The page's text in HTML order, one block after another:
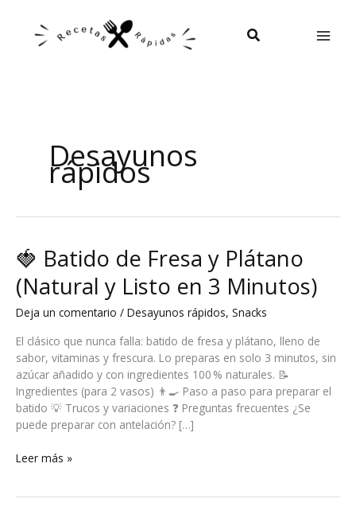
contenido
Buscar
Desayunos
rápidos
🍓 Batido de Fresa y Plátano
(Natural y Listo en 3 Minutos)
Deja un comentario / Desayunos rápidos, Snacks
El clásico que nunca falla: batido de fresa y plátano, lleno de
sabor, vitaminas y frescura. Lo preparas en solo 3 minutos, sin
azúcar añadido y con ingredientes 100 % naturales. 📝
Ingredientes (para 2 vasos) 👨‍🍳 Paso a paso para preparar el
batido 💡 Trucos y variaciones ❓ Preguntas frecuentes ¿Se
puede preparar con antelación? […]
🍓
Leer más »